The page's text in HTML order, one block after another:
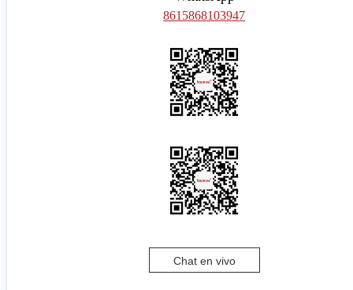
8615868103947
Chat en vivo